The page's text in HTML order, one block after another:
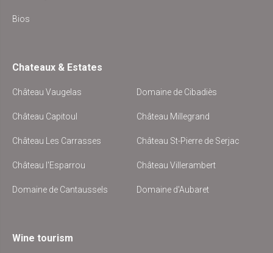
Bios
Chateaux & Estates
Château Vaugelas Domaine de Cibadiès
Château Capitoul Château Millegrand
Château Les Carrasses Château St-Pierre de Serjac
Château l'Esparrou Château Villerambert
Domaine de Cantaussels Domaine d'Aubaret
Wine tourism